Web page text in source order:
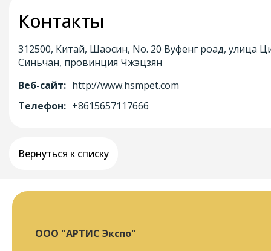
Контакты
312500, Китай, Шаосин, No. 20 Вуфенг роад, улица
Синьчан, провинция Чжэцзян
Веб-сайт: http://www.hsmpet.com
Телефон: +8615657117666
Вернуться к списку
ООО "АРТИС Экспо"